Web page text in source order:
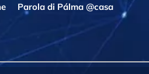
Parola di Pálma @casa